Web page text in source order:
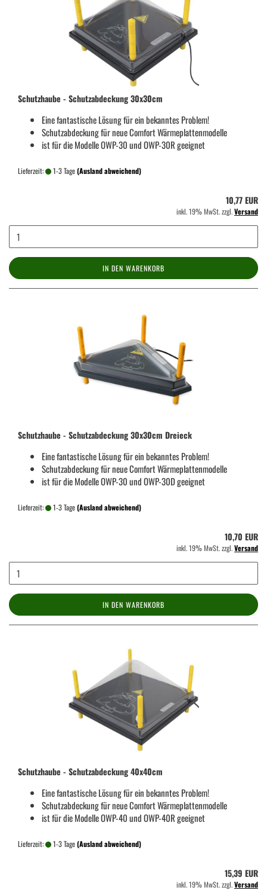
Schutzhaube - Schutzabdeckung 30x30cm
Eine fantastische Lösung für ein bekanntes Problem!
Schutzabdeckung für neue Comfort Wärmeplattenmodelle
ist für die Modelle OWP-30 und OWP-30R geeignet
Lieferzeit: 1-3 Tage(Ausland abweichend)
10,77 EUR
inkl. 19% MwSt. zzgl.Versand
IN DEN WARENKORB
Schutzhaube - Schutzabdeckung 30x30cm Dreieck
Eine fantastische Lösung für ein bekanntes Problem!
Schutzabdeckung für neue Comfort Wärmeplattenmodelle
ist für die Modelle OWP-30 und OWP-30D geeignet
Lieferzeit: 1-3 Tage(Ausland abweichend)
10,70 EUR
inkl. 19% MwSt. zzgl.Versand
IN DEN WARENKORB
Schutzhaube - Schutzabdeckung 40x40cm
Eine fantastische Lösung für ein bekanntes Problem!
Schutzabdeckung für neue Comfort Wärmeplattenmodelle
ist für die Modelle OWP-40 und OWP-40R geeignet
Lieferzeit: 1-3 Tage(Ausland abweichend)
15,39 EUR
inkl. 19% MwSt. zzgl.Versand